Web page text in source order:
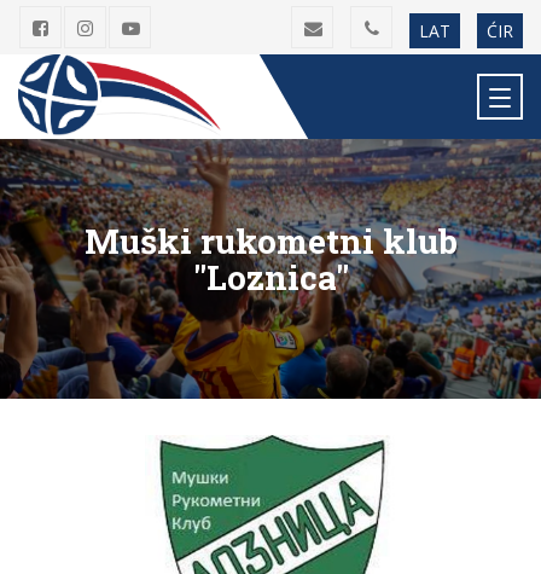
LAT ĆIR
Muški rukometni klub
"Loznica"